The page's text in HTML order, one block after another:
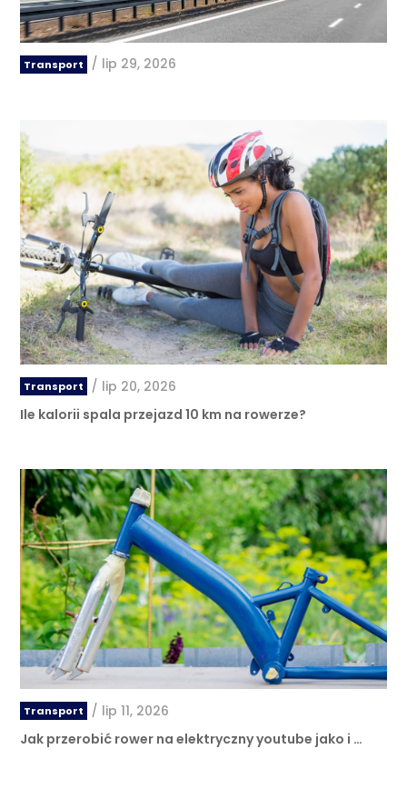
Transport / lip 29, 2026
Transport / lip 20, 2026
Ile kalorii spala przejazd 10 km na rowerze?
Transport / lip 11, 2026
Jak przerobić rower na elektryczny youtube jako i …